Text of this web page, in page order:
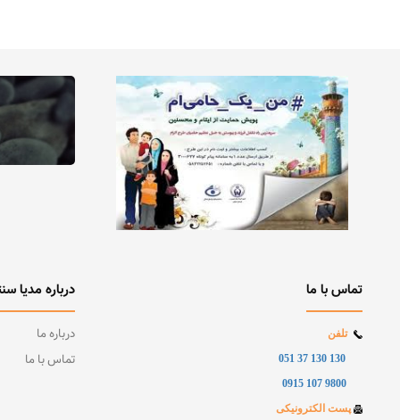
درباره مدیا
درباره ما
تماس با ما
تماس با ما
تلفن
130 130 37 051
9800 107 0915
پست الکترونیکی